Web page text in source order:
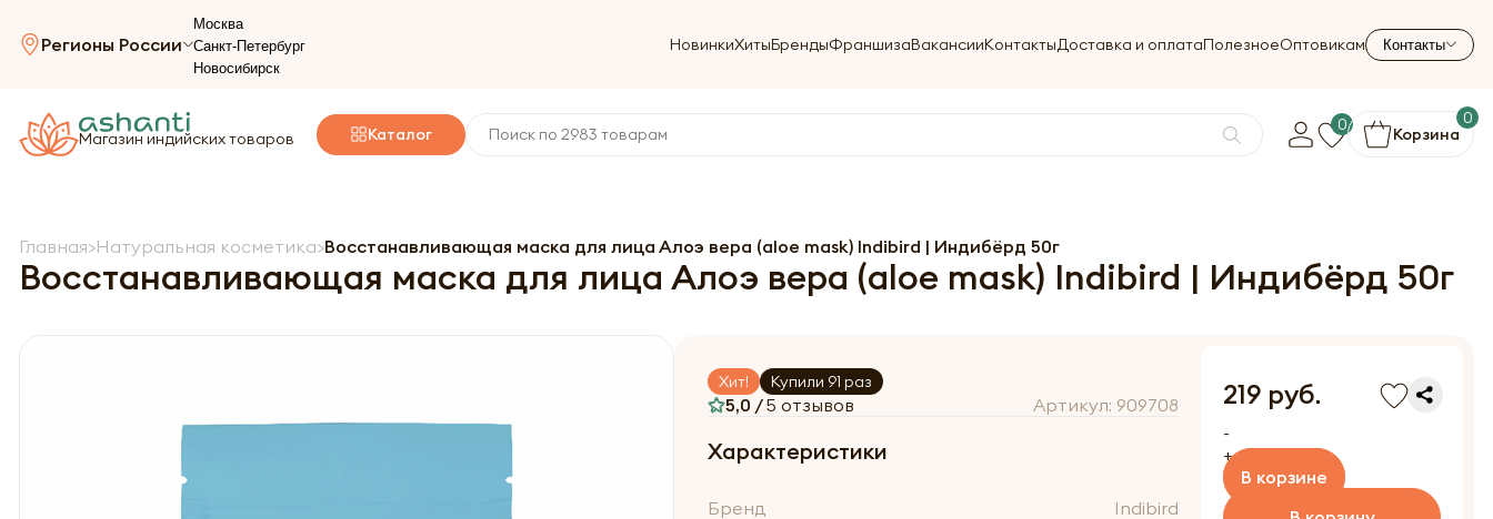
Регионы России
Москва
Санкт-Петербург
Новосибирск
НовинкиХитыБрендыФраншизаВакансииКонтактыДоставка и оплатаПолезноеОптовикам Контакты
Магазин индийских товаров Каталог 0 Корзина
0
Главная Натуральная косметика Восстанавливающая маска для лица Алоэ вера (aloe mask) Indibird | Индибёрд 50г
Восстанавливающая маска для лица Алоэ вера (aloe mask) Indibird | Индибёрд 50г
Хит! Купили 91 раз
5,0 /5 отзывов Артикул: 909708
Характеристики
Бренд Indibird
219 руб.
-
+
В корзине